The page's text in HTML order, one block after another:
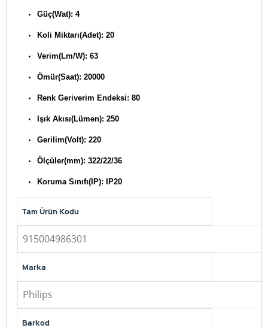
Güç(Wat): 4
Koli Miktarı(Adet): 20
Verim(Lm/W): 63
Ömür(Saat): 20000
Renk Geriverim Endeksi: 80
Işık Akısı(Lümen): 250
Gerilim(Volt): 220
Ölçüler(mm): 322/22/36
Koruma Sınıfı(IP): IP20
Tam Ürün Kodu
915004986301
Marka
Philips
Barkod